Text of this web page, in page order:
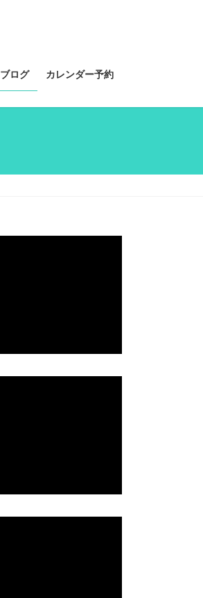
ブログ カレンダー予約